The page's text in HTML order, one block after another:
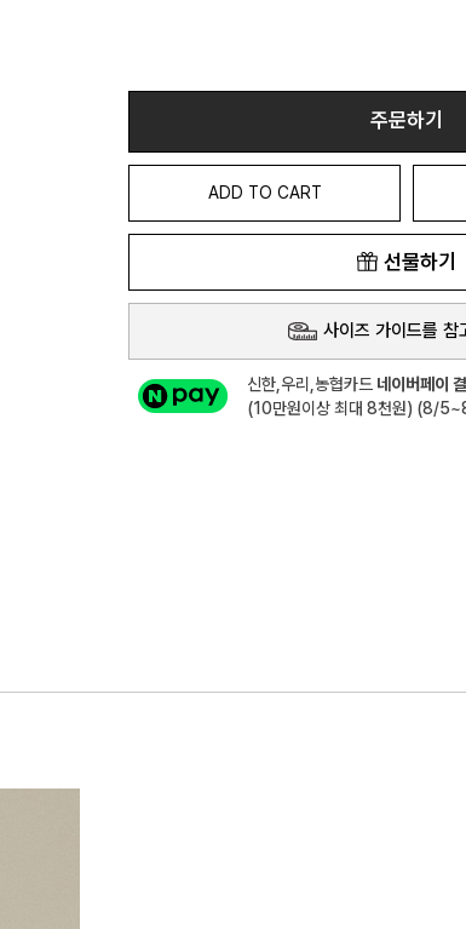
주문하기
ADD TO CART
선물하기
사이즈 가이드를 참
신한,우리,농협카드 네이버페이
(10만원이상 최대 8천원) (8/